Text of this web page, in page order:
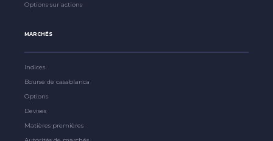
Options sur actions
MARCHÉS
Indices
Bourse de casablanca
Options
Devises
Matières premières